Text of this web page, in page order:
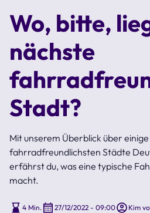
Wo, bitte,
nächste
Stadt?
Mit unserem Überblick über
fahrradfreundlichsten Städte
erfährst du, was eine typische
macht.
4 Min. 27/12/2022 - 09:00 Kim